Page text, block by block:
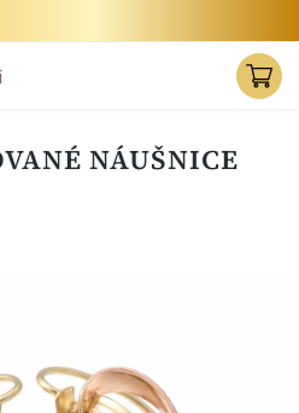
NÁUŠNICE